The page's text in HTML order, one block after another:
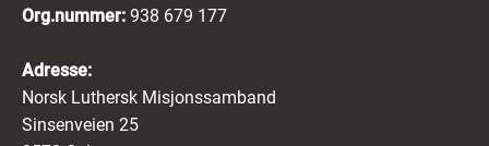
Org.nummer: 938 679 177
Adresse:
Norsk Luthersk Misjonssamband
Sinsenveien 25